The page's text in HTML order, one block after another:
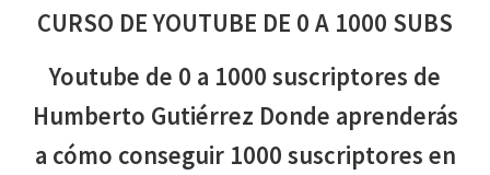
CURSO DE YOUTUBE DE 0 A 1000 SUBS
Youtube de 0 a 1000 suscriptores de
Humberto Gutiérrez Donde aprenderás
a cómo conseguir 1000 suscriptores en